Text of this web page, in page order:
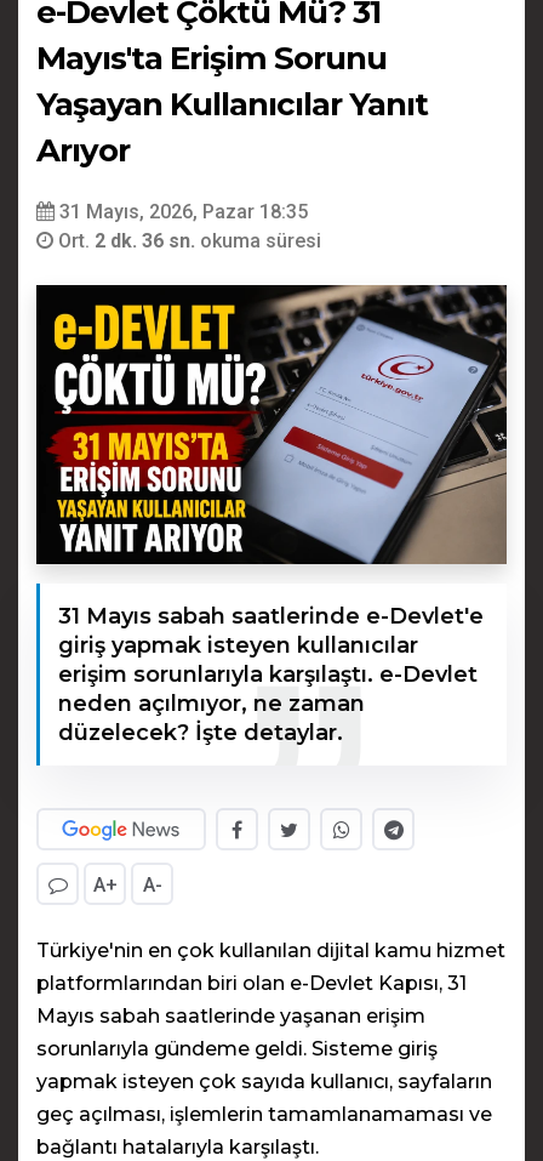
e-Devlet Çöktü Mü? 31
Mayıs'ta Erişim Sorunu
Yaşayan Kullanıcılar Yanıt
Arıyor
31 Mayıs, 2026, Pazar 18:35
Ort. 2 dk. 36 sn. okuma süresi
31 Mayıs sabah saatlerinde e-Devlet'e
giriş yapmak isteyen kullanıcılar
erişim sorunlarıyla karşılaştı. e-Devlet
neden açılmıyor, ne zaman
düzelecek? İşte detaylar.
A+ A-
Türkiye'nin en çok kullanılan dijital kamu hizmet
platformlarından biri olan e-Devlet Kapısı, 31
Mayıs sabah saatlerinde yaşanan erişim
sorunlarıyla gündeme geldi. Sisteme giriş
yapmak isteyen çok sayıda kullanıcı, sayfaların
geç açılması, işlemlerin tamamlanamaması ve
bağlantı hatalarıyla karşılaştı.